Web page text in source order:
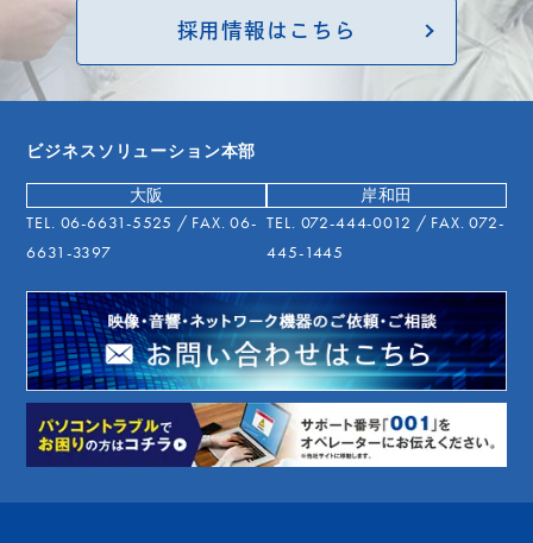
採用情報はこちら
ビジネスソリューション本部
大阪
TEL. 06-6631-5525 / FAX. 06-
6631-3397
岸和田
TEL. 072-444-0012 / FAX. 072-
445-1445